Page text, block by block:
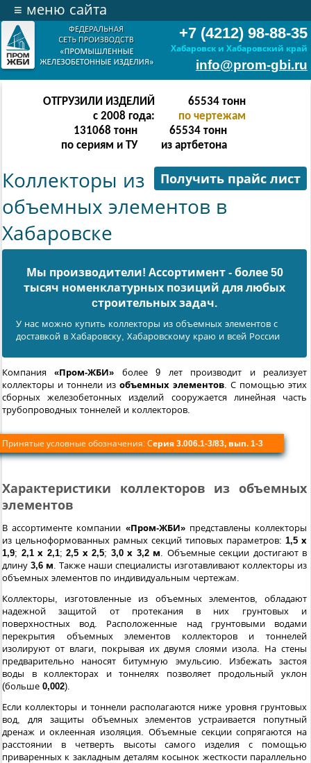
+7 (4212) 98-88-35
Хабаровск и Хабаровский край
info@prom-gbi.ru
≡ меню сайта
ОТГРУЗИЛИ ИЗДЕЛИЙ
с 2008 года:
131070тонн
по чертежам
238342 тонн
по сериям и ТУ
131070 тонн
из артбетона
Получить прайс лист
Коллекторы из
объемных элементов в
Хабаровске
Мы производители! Ассортимент - более 50
тысяч номенклатурных позиций для любых
cтроительных задач.
У нас можно купить коллекторы из объемных элементов с
доставкой в Хабаровску, Хабаровскому краю и всей России
Компания«Пром-ЖБИ» более 9 лет производит и реализует
коллекторы и тоннели из объемных элементов. С помощью этих
сборных железобетонных изделий сооружается линейная часть
трубопроводных тоннелей и коллекторов.
Принятые условные обозначения: Серия 3.006.1-3/83, вып. 1-3
Характеристики коллекторов из объемных
элементов
В ассортименте компании «Пром-ЖБИ»представлены коллекторы
из цельноформованных рамных секций типовых параметров: 1,5 х
1,9; 2,1 х 2,1; 2,5 х 2,5; 3,0 х 3,2 м. Объемные секции достигают в
длину 3,6 м. Также наши специалисты изготавливают коллекторы из
объемных элементов по индивидуальным чертежам.
Коллекторы, изготовленные из объемных элементов, обладают
надежной защитой от протекания в них грунтовых и
поверхностных вод. Расположенные над грунтовыми водами
перекрытия объемных элементов коллекторов и тоннелей
изолируют от влаги, покрывая их двумя слоями изола. На стены
предварительно наносят битумную эмульсию. Избежать застоя
воды в коллекторах и тоннелях позволяет продольный уклон
(больше 0,002).
Если коллекторы и тоннели располагаются ниже уровня грунтовых
вод, для защиты объемных элементов устраивается попутный
дренаж и оклеенная изоляция. Объемные секции сопрягаются на
расстоянии в четверть высоты самого изделия с помощью
приваренных к закладным деталям косынок жесткости параллельно